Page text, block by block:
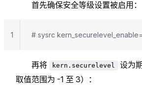
首先确保安全等级设置被启用：
# sysrc
1
再将 kern.securelevel
设为
取值范围为 -1 至 3）：